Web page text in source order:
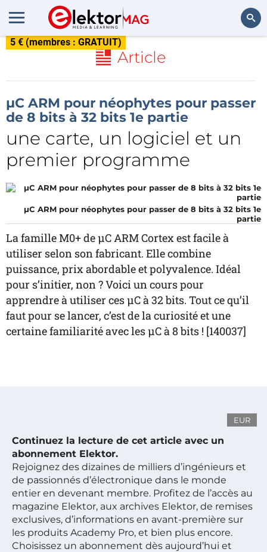
5 € (membres : GRATUIT)
Article
µC ARM pour néophytes pour passer
de 8 bits à 32 bits 1e partie
une carte, un logiciel et un
premier programme
µC ARM pour néophytes pour passer de 8 bits à 32 bits 1e
partie
La famille M0+ de µC ARM Cortex est facile à
utiliser selon son fabricant. Elle combine
puissance, prix abordable et polyvalence. Idéal
pour s’initier, non ? Voici un cours pour
apprendre à utiliser ces µC à 32 bits. Tout ce qu’il
faut pour se lancer, c’est de la curiosité et une
certaine familiarité avec les µC à 8 bits ! [140037]
EUR
Continuez la lecture de cet article avec un
abonnement Elektor.
Rejoignez des dizaines de milliers d’ingénieurs et
de passionnés d’électronique dans le monde
entier en devenant membre. Profitez de l’accès au
magazine Elektor, aux archives Elektor, de remises
exclusives, d’informations en avant-première sur
les produits Academy Pro, et bien plus encore.
Choisissez un abonnement dès aujourd’hui et